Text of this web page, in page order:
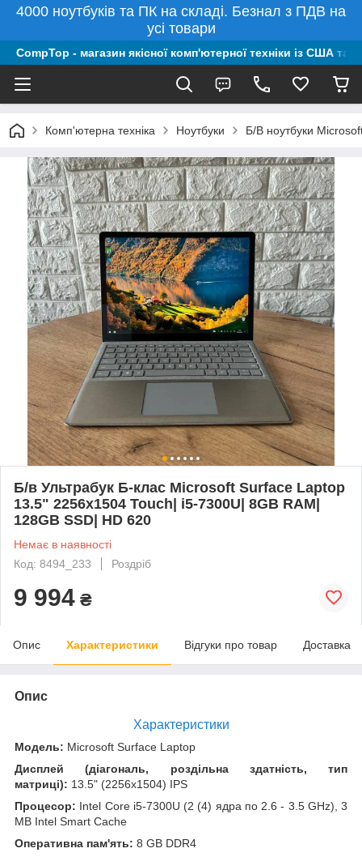
4000 ноутбуків та ПК на складі. Безнал з ПДВ на
усі товари
CompTop - магазин якісної комп'ютерної техніки із США та
Комп'ютерна техніка Ноутбуки Б/В ноутбуки
Б/в Ультрабук Б-клас Microsoft Surface Laptop
13.5" 2256x1504 Touch| i5-7300U| 8GB RAM|
128GB SSD| HD 620
Немає в наявності
Код: 8494_233
Роздріб
9 994 ₴
Опис Характеристики Відгуки про товар Доставка
Опис
Характеристики
Модель: Microsoft Surface Laptop
Дисплей (діагональ, роздільна здатність, тип
матриці): 13.5" (2256x1504) IPS
Процесор: Intel Core i5-7300U (2 (4) ядра по 2.6 - 3.5 GHz), 3
MB Intel Smart Cache
Оперативна пам'ять: 8 GB DDR4